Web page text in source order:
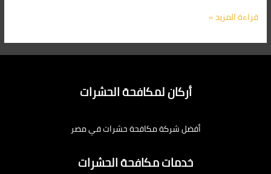
قراءة المزيد »
أركان لمكافحة الحشرات
أفضل شركة مكافحة حشرات في مصر
خدمات مكافحة الحشرات